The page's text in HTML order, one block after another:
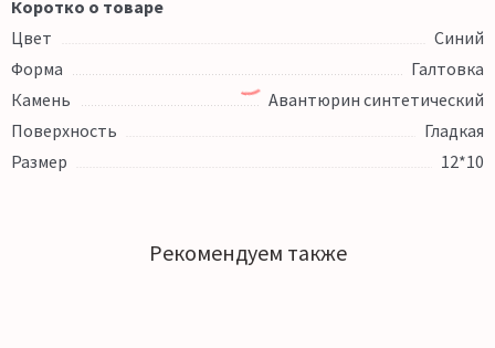
Коротко о товаре
Цвет
Синий
Форма
Галтовка
Камень
Авантюрин синтетический
Поверхность
Гладкая
Размер
12*10
Рекомендуем также